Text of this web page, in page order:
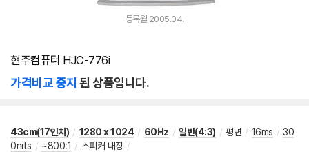
등록월 2005.04.
현주컴퓨터 HJC-776i
가격비교 중지 된 상품입니다.
43cm(17인치) / 1280 x 1024 / 60Hz / 일반(4:3) / 평면 / 16ms / 30
0nits / ~800:1 / 스피커 내장 /